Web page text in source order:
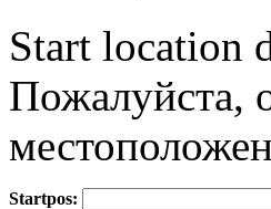
Start location
Пожалуйста,
Startpos: